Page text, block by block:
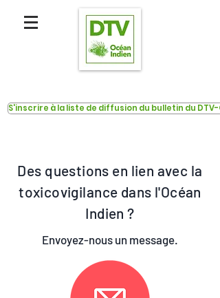
S'inscrire à la liste de diffusion du bulletin du DTV-
Des questions en lien avec la
toxicovigilance dans l'Océan
Indien ?
Envoyez-nous un message.